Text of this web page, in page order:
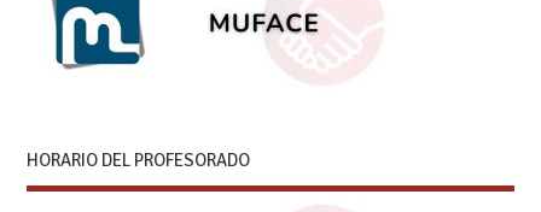
HORARIO DEL PROFESORADO